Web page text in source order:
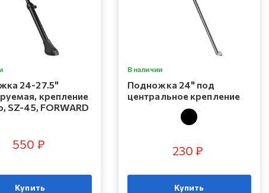
24-27.5"
крепление
SZ-45, FORWARD
550 ₽
Купить
В наличии
Подножка 24" под
центральное крепление
230 ₽
Купить